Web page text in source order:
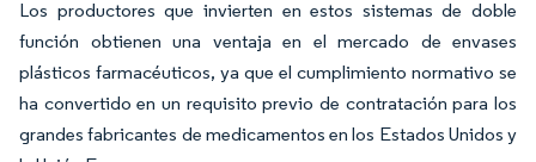
Los productores que invierten en estos sistemas de doble
función obtienen una ventaja en el mercado de envases
plásticos farmacéuticos, ya que el cumplimiento normativo se
ha convertido en un requisito previo de contratación para los
grandes fabricantes de medicamentos en los Estados Unidos y